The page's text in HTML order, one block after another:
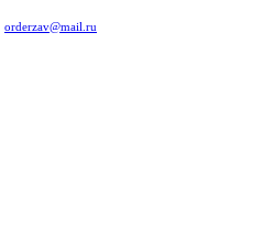
orderzav@mail.ru